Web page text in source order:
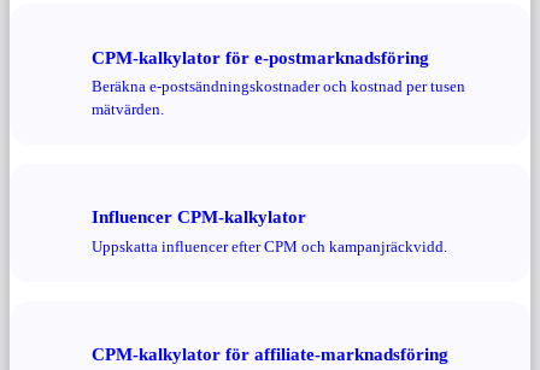
CPM-kalkylator för e-postmarknadsföring
Beräkna e-postsändningskostnader och kostnad per tusen
mätvärden.
Influencer CPM-kalkylator
Uppskatta influencer efter CPM och kampanjräckvidd.
CPM-kalkylator för affiliate-marknadsföring